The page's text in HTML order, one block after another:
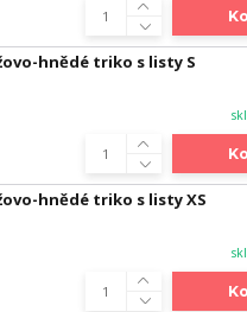
hnědé triko s listy S
hnědé triko s listy XS